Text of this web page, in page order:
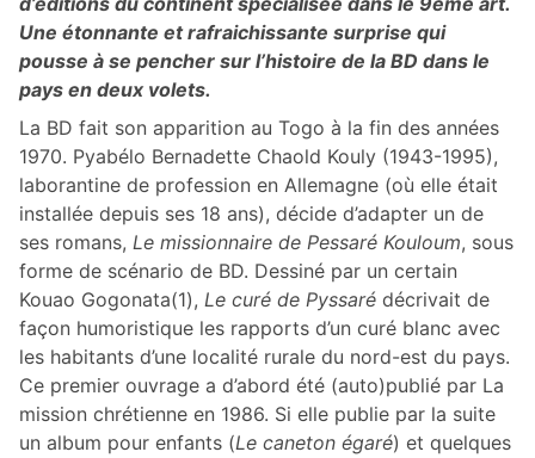
Une étonnante et rafraichissante surprise qui
pousse à se pencher sur l’histoire de la BD dans le
pays en deux volets.
La BD fait son apparition au Togo à la fin des années
1970. Pyabélo Bernadette Chaold Kouly (1943-1995),
laborantine de profession en Allemagne (où elle était
installée depuis ses 18 ans), décide d’adapter un de
ses romans, Le missionnaire de Pessaré Kouloum, sous
forme de scénario de BD. Dessiné par un certain
Kouao Gogonata(1), Le curé de Pyssaré décrivait de
façon humoristique les rapports d’un curé blanc avec
les habitants d’une localité rurale du nord-est du pays.
Ce premier ouvrage a d’abord été (auto)publié par La
mission chrétienne en 1986. Si elle publie par la suite
un album pour enfants (Le caneton égaré) et quelques